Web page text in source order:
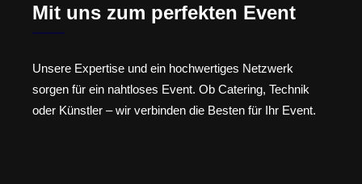
Mit uns zum perfekten Event
Unsere Expertise und ein hochwertiges Netzwerk
sorgen für ein nahtloses Event. Ob Catering, Technik
oder Künstler – wir verbinden die Besten für Ihr Event.